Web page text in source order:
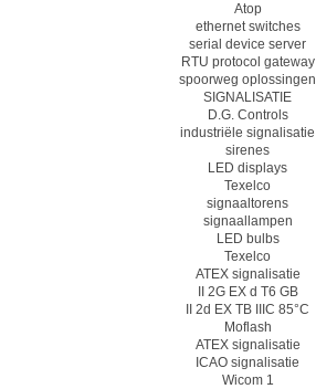
Atop
ethernet switches
serial device server
RTU protocol gateway
spoorweg oplossingen
SIGNALISATIE
D.G. Controls
industriële signalisatie
sirenes
LED displays
Texelco
signaaltorens
signaallampen
LED bulbs
Texelco
ATEX signalisatie
II 2G EX d T6 GB
II 2d EX TB IIIC 85°C
Moflash
ATEX signalisatie
ICAO signalisatie
Wicom 1